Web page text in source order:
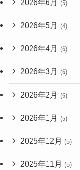
2026年6月 (5)
2026年5月 (4)
2026年4月 (6)
2026年3月 (6)
2026年2月 (6)
2026年1月 (5)
2025年12月 (5)
2025年11月 (5)